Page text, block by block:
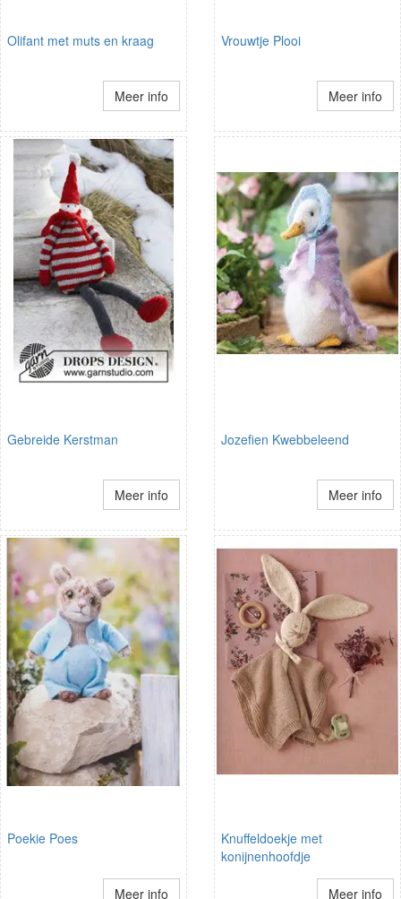
Olifant met muts en kraag
Meer info
Vrouwtje Plooi
Meer info
Gebreide Kerstman
Meer info
Jozefien Kwebbeleend
Meer info
Poekie Poes
Meer info
Knuffeldoekje met
konijnenhoofdje
Meer info